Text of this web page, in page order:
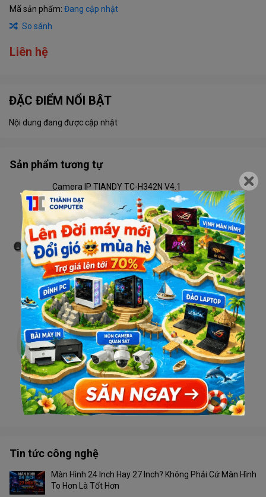
Mã sản phẩm: Đang cập nhật
So sánh
Liên hệ
ĐẶC ĐIỂM NỔI BẬT
Nội dung đang được cập nhật
Sản phẩm tương tự
Camera IP TIANDY TC-H342N V4.1
Liên hệ
Camera TIANDY TC-C32RN V4.2 Wifi
Liên hệ
Camera TIANDY TC-H333N V4.2 Wifi
Liên hệ
Camera TIANDY TC-H332N V4.1 Wifi
Liên hệ
Camera Tiandy TC-H363U 4G
Liên hệ
Tin tức công nghệ
Màn Hình 24 Inch Hay 27 Inch? Không Phải Cứ Màn Hình
To Hơn Là Tốt Hơn